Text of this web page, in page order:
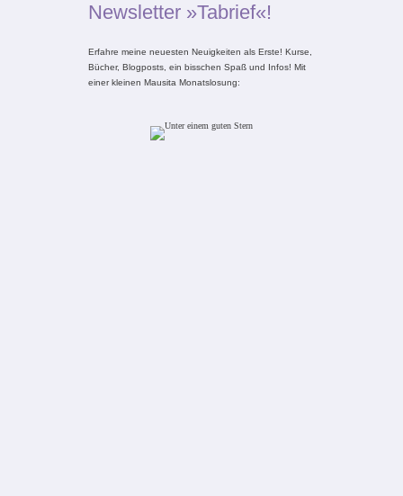
Newsletter »Tabrief«!
Erfahre meine neuesten Neuigkeiten als Erste! Kurse,
Bücher, Blogposts, ein bisschen Spaß und Infos! Mit
einer kleinen Mausita Monatslosung: